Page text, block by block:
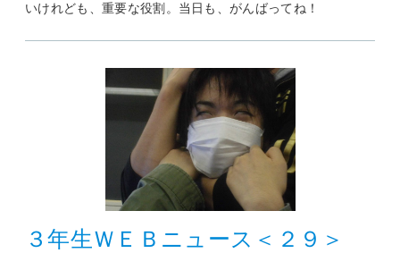
いけれども、重要な役割。当日も、がんばってね！
３年生ＷＥＢニュース＜２９＞